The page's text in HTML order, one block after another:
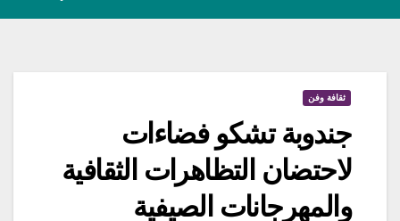
ثقافة وفن
جندوبة تشكو فضاءات
لاحتضان التظاهرات الثقافية
والمهرجانات الصيفية